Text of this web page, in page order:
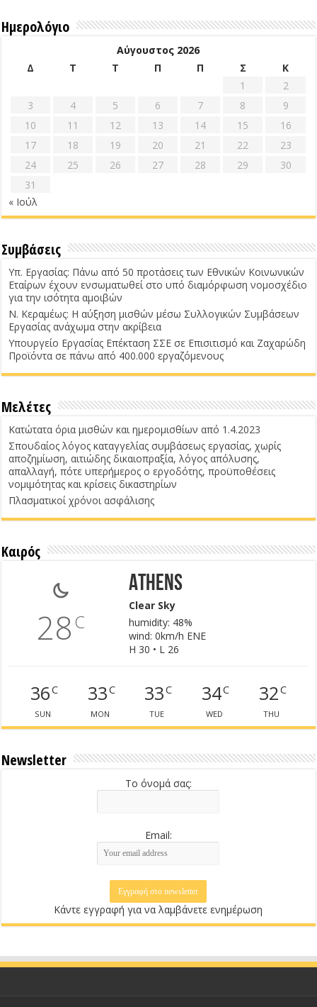
Ημερολόγιο
Αύγουστος 2026
Δ
Τ Τ Π Π Σ
Κ
1
2
3
4 5 6 7 8
9
10
11 12 13 14 15
16
17
18 19 20 21 22
23
24
25 26 27 28 29
30
31
« Ιούλ
Συμβάσεις
Υπ. Εργασίας: Πάνω από 50 προτάσεις των Εθνικών Κοινωνικών
Εταίρων έχουν ενσωματωθεί στο υπό διαμόρφωση νομοσχέδιο
για την ισότητα αμοιβών
Ν. Κεραμέως: Η αύξηση μισθών μέσω Συλλογικών Συμβάσεων
Εργασίας ανάχωμα στην ακρίβεια
Υπουργείο Εργασίας Επέκταση ΣΣΕ σε Επισιτισμό και Ζαχαρώδη
Προϊόντα σε πάνω από 400.000 εργαζόμενους
Μελέτες
Κατώτατα όρια μισθών και ημερομισθίων από 1.4.2023
Σπουδαίος λόγος καταγγελίας συμβάσεως εργασίας, χωρίς
αποζημίωση, αιτιώδης δικαιοπραξία, λόγος απόλυσης,
απαλλαγή, πότε υπερήμερος ο εργοδότης, προϋποθέσεις
νομιμότητας και κρίσεις δικαστηρίων
Πλασματικοί χρόνοι ασφάλισης
Καιρός
28C
Athens
Clear Sky
humidity: 48%
wind: 0km/h ENE
H 30 • L 26
36C
SUN
33C
MON
33C
TUE
34C
WED
32C
THU
Newsletter
Το όνομά σας:
Email:
Κάντε εγγραφή για να λαμβάνετε ενημέρωση